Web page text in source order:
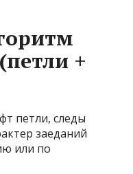
+
петли, следы
заеданий
или по